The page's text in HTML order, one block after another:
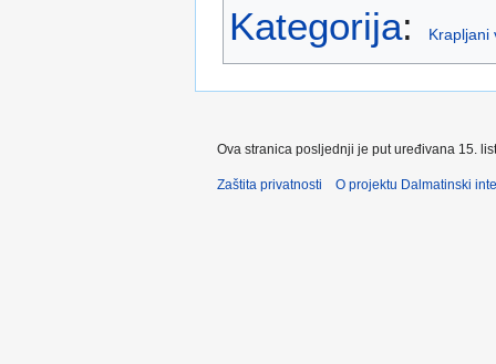
Kategorija: Krapljani
Ova stranica posljednji je put uređivana 15.
Zaštita privatnosti O projektu Dalmatinski